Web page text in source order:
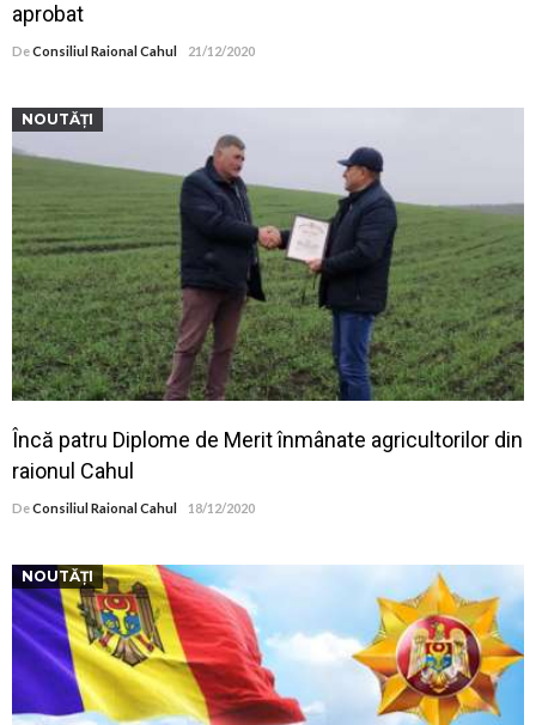
aprobat
DeConsiliul Raional Cahul 21/12/2020
NOUTĂȚI
Încă patru Diplome de Merit înmânate agricultorilor din
raionul Cahul
DeConsiliul Raional Cahul 18/12/2020
NOUTĂȚI